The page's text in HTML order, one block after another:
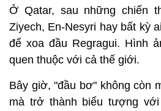
Ở Qatar, sau những chiến
Ziyech, En-Nesyri hay bất kỳ
để xoa đầu Regragui. Hình
quen thuộc với cả thế giới.
Bây giờ, "đầu bơ" không còn
mà trở thành biểu tượng với